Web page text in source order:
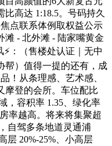
高达 1:18.5。号码持久
点联系体例取权益公示
滩 - 北外滩 - 陆家嘴黄金
：（售楼处认证｜无中
帮）值得一提的还有，成
！从条理感、艺术感、
摩登的会所。车位配比
，容积率 1.35、绿化率
率越高。将来将集聚超
自驾多条地道灵通浦
层 20%-25%、小高层